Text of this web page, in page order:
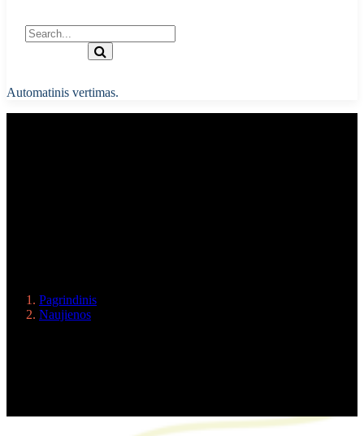
Automatinis vertimas.
Pagrindinis
Naujienos